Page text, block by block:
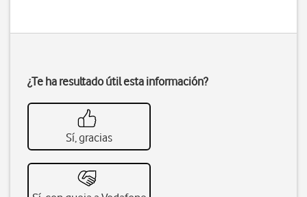
¿Te ha resultado útil esta información?
Sí, gracias